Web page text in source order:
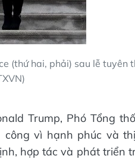
(thứ hai, phải) sau lễ tuyên
Trump, Phó Tổng
công vì hạnh phúc và
hợp tác và phát triển